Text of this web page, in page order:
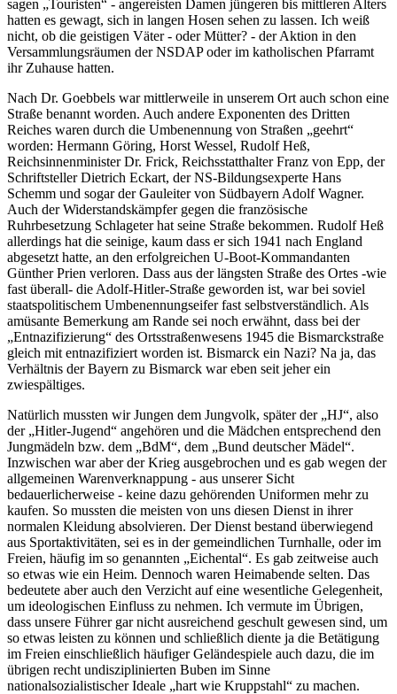
sagen Touristen
- angereisten Damen jüngeren bis mittleren Alters
hatten es gewagt, sich in langen Hosen sehen zu lassen. Ich weiß
nicht, ob die geistigen Väter - oder Mütter? - der Aktion in den
Versammlungsräumen der NSDAP oder im katholischen Pfarramt
ihr Zuhause hatten.
Nach Dr. Goebbels war mittlerweile in unserem Ort auch schon eine
Straße benannt worden. Auch andere Exponenten des Dritten
Reiches waren durch die Umbenennung von Straßen
geehrt
worden: Hermann Göring, Horst Wessel, Rudolf Heß,
Reichsinnenminister Dr. Frick, Reichsstatthalter Franz von Epp, der
Schriftsteller Dietrich Eckart, der NS-Bildungsexperte Hans
Schemm und sogar der Gauleiter von Südbayern Adolf Wagner.
Auch der Widerstandskämpfer gegen die französische
Ruhrbesetzung Schlageter hat seine Straße bekommen. Rudolf Heß
allerdings hat die seinige, kaum dass er sich 1941 nach England
abgesetzt hatte, an den erfolgreichen U-Boot-Kommandanten
Günther Prien verloren. Dass aus der längsten Straße des Ortes -wie
fast überall- die Adolf-Hitler-Straße geworden ist, war bei soviel
staatspolitischem Umbenennungseifer fast selbstverständlich. Als
amüsante Bemerkung am Rande sei noch erwähnt, dass bei der
Entnazifizierung
des Ortsstraßenwesens 1945 die Bismarckstraße
gleich mit entnazifiziert worden ist. Bismarck ein Nazi? Na ja, das
Verhältnis der Bayern zu Bismarck war eben seit jeher ein
zwiespältiges.
Natürlich mussten wir Jungen dem Jungvolk, später der HJ , also
der Hitler-Jugend
angehören und die Mädchen entsprechend den
Jungmädeln bzw. dem
BdM , dem Bund deutscher Mädel .
Inzwischen war aber der Krieg ausgebrochen und es gab wegen der
allgemeinen Warenverknappung - aus unserer Sicht
bedauerlicherweise - keine dazu gehörenden Uniformen mehr zu
kaufen. So mussten die meisten von uns diesen Dienst in ihrer
normalen Kleidung absolvieren. Der Dienst bestand überwiegend
aus Sportaktivitäten, sei es in der gemeindlichen Turnhalle, oder im
Freien, häufig im so genannten
Eichental . Es gab zeitweise auch
so etwas wie ein Heim. Dennoch waren Heimabende selten. Das
bedeutete aber auch den Verzicht auf eine wesentliche Gelegenheit,
um ideologischen Einfluss zu nehmen. Ich vermute im Übrigen,
dass unsere Führer gar nicht ausreichend geschult gewesen sind, um
so etwas leisten zu können und schließlich diente ja die Betätigung
im Freien einschließlich häufiger Geländespiele auch dazu, die im
übrigen recht undisziplinierten Buben im Sinne
nationalsozialistischer Ideale
hart wie Kruppstahl
zu machen.